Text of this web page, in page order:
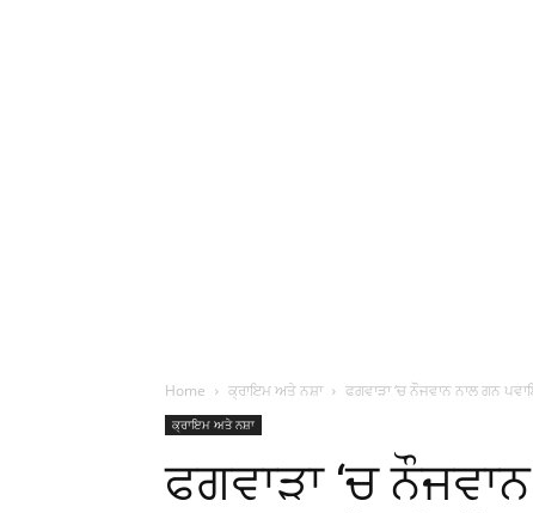
Home ਕ੍ਰਾਇਮ ਅਤੇ ਨਸ਼ਾ ਫਗਵਾੜਾ ‘ਚ ਨੌਜਵਾਨ ਨਾਲ ਗਨ
ਕ੍ਰਾਇਮ ਅਤੇ ਨਸ਼ਾ
ਫਗਵਾੜਾ ‘ਚ